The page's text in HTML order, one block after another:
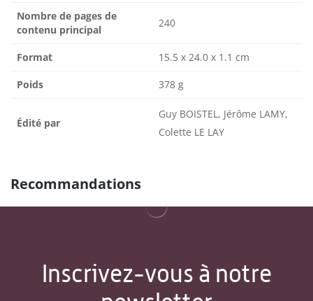
Nombre de pages de
contenu principal
240
Format 15.5 x 24.0 x 1.1 cm
Poids 378 g
Édité par
Guy BOISTEL, Jérôme LAMY,
Colette LE LAY
Recommandations
Inscrivez-vous à notre